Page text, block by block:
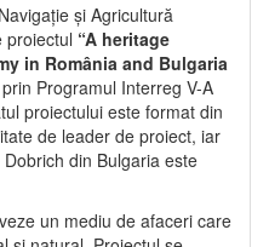
și Agricultură
proiectul “A heritage
in România and Bulgaria
Programul Interreg V-A
proiectului este format din
de leader de proiect, iar
din Bulgaria este
un mediu de afaceri care